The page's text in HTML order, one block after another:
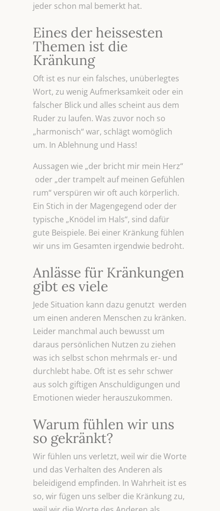
jeder schon mal bemerkt hat.
Eines der heissesten
Themen ist die
Kränkung
Oft ist es nur ein falsches, unüberlegtes
Wort, zu wenig Aufmerksamkeit oder ein
falscher Blick und alles scheint aus dem
Ruder zu laufen. Was zuvor noch so
„harmonisch“ war, schlägt womöglich
um. In Ablehnung und Hass!
Aussagen wie „der bricht mir mein Herz“
oder „der trampelt auf meinen Gefühlen
rum“ verspüren wir oft auch körperlich.
Ein Stich in der Magengegend oder der
typische „Knödel im Hals“, sind dafür
gute Beispiele. Bei einer Kränkung fühlen
wir uns im Gesamten irgendwie bedroht.
Anlässe für Kränkungen
gibt es viele
Jede Situation kann dazu genutzt werden
um einen anderen Menschen zu kränken.
Leider manchmal auch bewusst um
daraus persönlichen Nutzen zu ziehen
was ich selbst schon mehrmals er- und
durchlebt habe. Oft ist es sehr schwer
aus solch giftigen Anschuldigungen und
Emotionen wieder herauszukommen.
Warum fühlen wir uns
so gekränkt?
Wir fühlen uns verletzt, weil wir die Worte
und das Verhalten des Anderen als
beleidigend empfinden. In Wahrheit ist es
so, wir fügen uns selber die Kränkung zu,